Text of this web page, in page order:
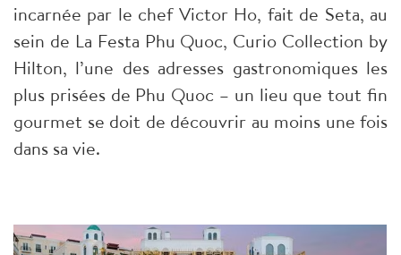
incarnée par le chef Victor Ho, fait de Seta, au
sein de La Festa Phu Quoc, Curio Collection by
Hilton, l’une des adresses gastronomiques les
plus prisées de Phu Quoc – un lieu que tout fin
gourmet se doit de découvrir au moins une fois
dans sa vie.